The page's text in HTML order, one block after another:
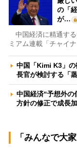
の「
が…
中国経済に精通する
ミアム連載「チャイ
中国「Kimi K3」
長官が検討する「
中国経済“予想外
方針の修正で成長
「みんなで大